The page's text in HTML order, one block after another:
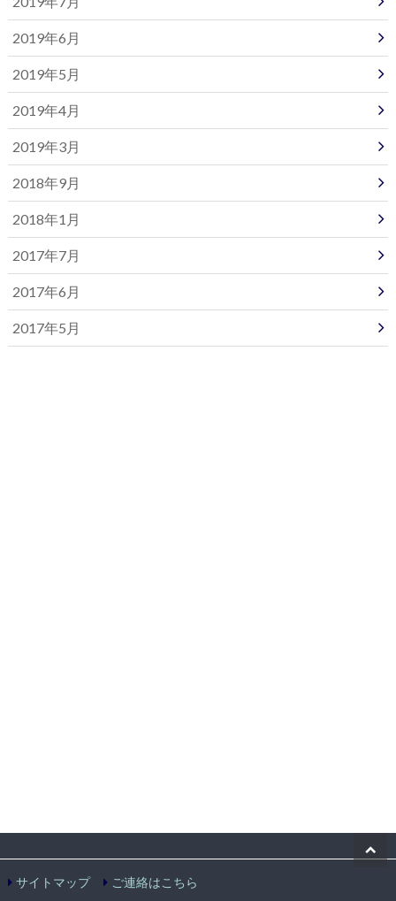
2019年6月
2019年5月
2019年4月
2019年3月
2018年9月
2018年1月
2017年7月
2017年6月
2017年5月
サイトマップ ご連絡はこちら